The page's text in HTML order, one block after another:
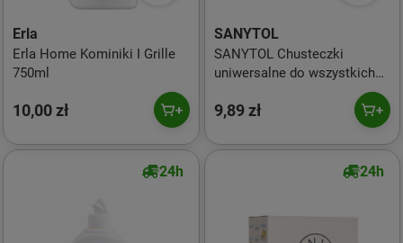
Erla
Erla Home Kominiki I Grille
750ml
10,00 zł
SANYTOL
SANYTOL Chusteczki
uniwersalne do wszystkich
dezynfekują 36szt.
9,89 zł
24h 24h